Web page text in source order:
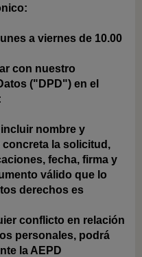
a viernes de 10.00
con nuestro
("DPD") en el
nombre y
la solicitud,
fecha, firma y
válido que lo
derechos es
conflicto en relación
personales, podrá
la AEPD